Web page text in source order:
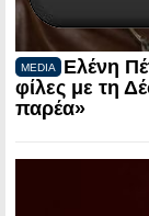
MEDIA
Ελένη
φίλες με τη
παρέα»